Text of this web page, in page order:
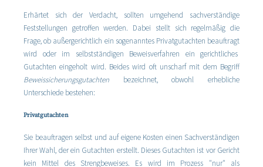
Erhärtet sich der Verdacht, sollten umgehend sachverständige
Feststellungen getroffen werden. Dabei stellt sich regelmäßig die
Frage, ob außergerichtlich ein sogenanntes Privatgutachten beauftragt
wird oder im selbstständigen Beweisverfahren ein gerichtliches
Gutachten eingeholt wird. Beides wird oft unscharf mit dem Begriff
Beweissicherungsgutachten bezeichnet, obwohl erhebliche
Unterschiede bestehen:
Privatgutachten
Sie beauftragen selbst und auf eigene Kosten einen Sachverständigen
Ihrer Wahl, der ein Gutachten erstellt. Dieses Gutachten ist vor Gericht
kein Mittel des Strengbeweises. Es wird im Prozess "nur" als